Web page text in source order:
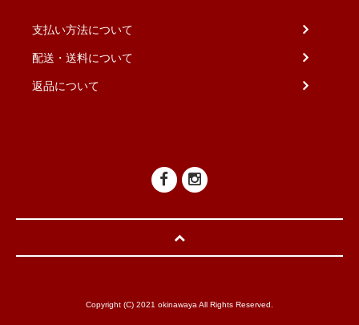
支払い方法について
配送・送料について
返品について
Copyright (C) 2021 okinawaya All Rights Reserved.